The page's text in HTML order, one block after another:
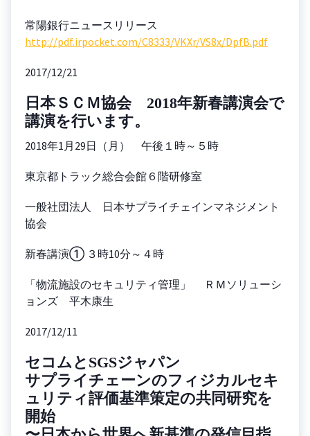
常陽銀行ニュースリリース
http://pdf.irpocket.com/C8333/VKXr/VS8x/DpfB.pdf
2017/12/21
日本ＳＣＭ協会 2018年新春講演会で
講演を行います。
2018年1月29日（月） 午後１時～５時
東京都トラック総合会館６階研修室
一般社団法人 日本サプライチェインマネジメント
協会
新春講演① ３時10分～４時
「物流施設のセキュリティ管理」 ＲＭソリューシ
ョンズ 平木康生
2017/12/11
セコムとSGSジャパン
サプライチェーンのフィジカルセキ
ュリティ評価基準策定の共同研究を
開始